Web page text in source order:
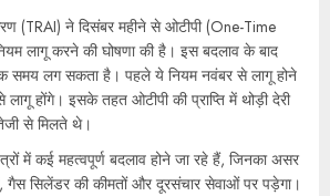
(TRAI) ने दिसंबर महीने से ओटीपी (One-Time
लागू करने की घोषणा की है। इस बदलाव के बाद
समय लग सकता है। पहले ये नियम नवंबर से लागू होने
होंगे। इसके तहत ओटीपी की प्राप्ति में थोड़ी देरी
से मिलते थे।
में कई महत्वपूर्ण बदलाव होने जा रहे हैं, जिनका असर
सिलेंडर की कीमतों और दूरसंचार सेवाओं पर पड़ेगा।